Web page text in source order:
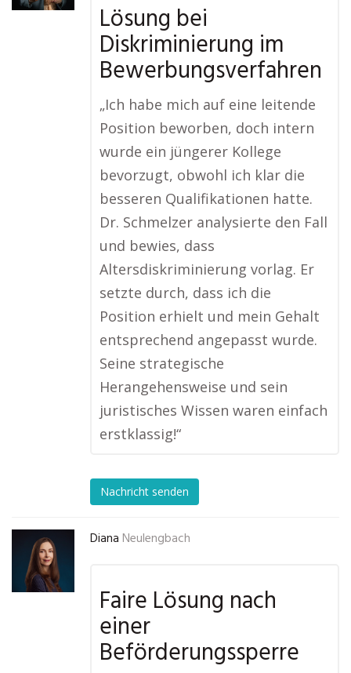
Lösung bei
Diskriminierung im
Bewerbungsverfahren
„Ich habe mich auf eine leitende
Position beworben, doch intern
wurde ein jüngerer Kollege
bevorzugt, obwohl ich klar die
besseren Qualifikationen hatte.
Dr. Schmelzer analysierte den Fall
und bewies, dass
Altersdiskriminierung vorlag. Er
setzte durch, dass ich die
Position erhielt und mein Gehalt
entsprechend angepasst wurde.
Seine strategische
Herangehensweise und sein
juristisches Wissen waren einfach
erstklassig!“
Nachricht senden
Diana Neulengbach
Faire Lösung nach
einer
Beförderungssperre